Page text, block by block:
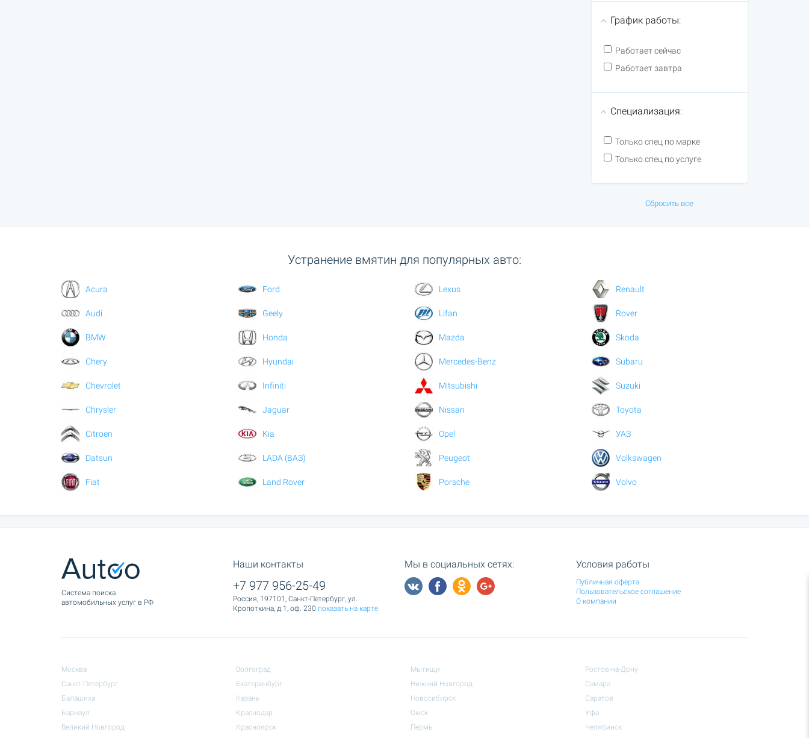
График работы:
Работает сейчас
Работает завтра
Специализация:
Только спец по марке
Только спец по услуге
Сбросить все
Устранение вмятин для популярных авто:
Acura
Audi
BMW
Chery
Chevrolet
Chrysler
Citroen
Datsun
Fiat
Ford
Geely
Honda
Hyundai
Infiniti
Jaguar
Kia
LADA (ВАЗ)
Land Rover
Lexus
Lifan
Mazda
Mercedes-Benz
Mitsubishi
Nissan
Opel
Peugeot
Porsche
Renault
Rover
Skoda
Subaru
Suzuki
Toyota
УАЗ
Volkswagen
Volvo
Cистема поиска
автомобильных услуг в РФ
Наши контакты
+7 977 956-25-49
Россия, 197101, Санкт-Петербург, ул.
Кропоткина, д.1, оф. 230 показать на карте
Мы в социальных сетях: Условия работы
Публичная оферта
Пользовательское соглашение
О компании
Москва
Санкт-Петербург
Балашиха
Барнаул
Великий Новгород
Волгоград
Екатеринбург
Казань
Краснодар
Красноярск
Мытищи
Нижний Новгород
Новосибирск
Омск
Пермь
Ростов-на-Дону
Самара
Саратов
Уфа
Челябинск